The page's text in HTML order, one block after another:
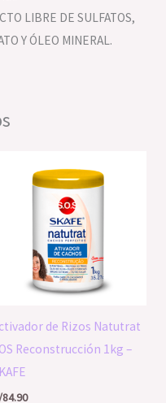
LIBRE DE SULFATOS,
Y ÓLEO MINERAL.
de Rizos Natutrat
Reconstrucción 1kg –
84.90